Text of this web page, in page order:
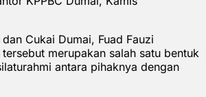
Cukai Dumai, Fuad Fauzi
merupakan salah satu bentuk
antara pihaknya dengan